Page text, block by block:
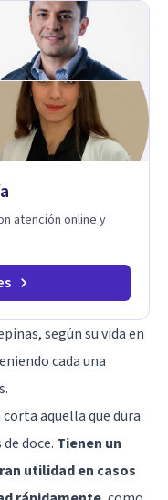
sin filtros. A través de
analítico conjunto, se
el presente, se les
su impacto
logran mayor
su
y duraderos en su
atención online y
según su vida en
cada una
aquella que dura
doce. Tienen un
utilidad en casos